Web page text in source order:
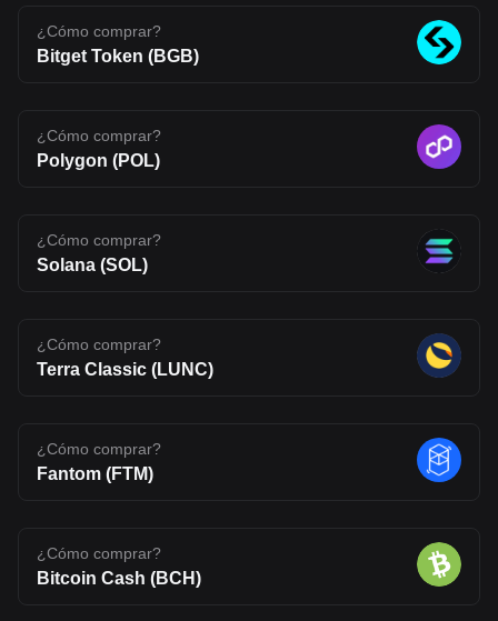
The opinions expressed in this article are for informational
purposes only. This article does not constitute an endorsement of
any of the products and services discussed or investment,
¿Cómo comprar?
Bitget Token (BGB)
¿Cómo comprar?
Polygon (POL)
¿Cómo comprar?
Solana (SOL)
¿Cómo comprar?
Terra Classic (LUNC)
¿Cómo comprar?
Fantom (FTM)
¿Cómo comprar?
Bitcoin Cash (BCH)